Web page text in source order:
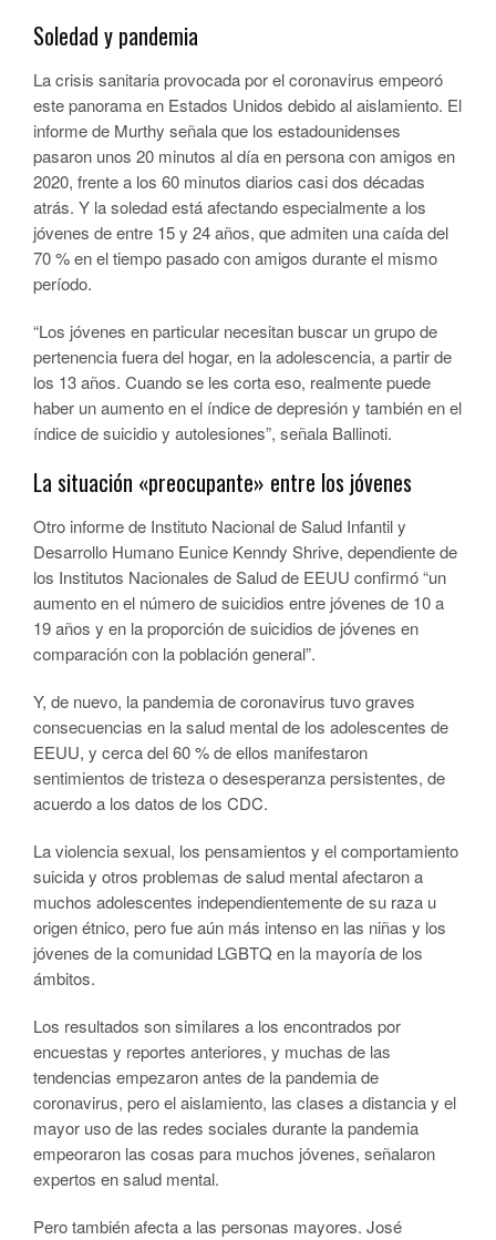
Soledad y pandemia
La crisis sanitaria provocada por el coronavirus empeoró
este panorama en Estados Unidos debido al aislamiento. El
informe de Murthy señala que los estadounidenses
pasaron unos 20 minutos al día en persona con amigos en
2020, frente a los 60 minutos diarios casi dos décadas
atrás. Y la soledad está afectando especialmente a los
jóvenes de entre 15 y 24 años, que admiten una caída del
70 % en el tiempo pasado con amigos durante el mismo
período.
“Los jóvenes en particular necesitan buscar un grupo de
pertenencia fuera del hogar, en la adolescencia, a partir de
los 13 años. Cuando se les corta eso, realmente puede
haber un aumento en el índice de depresión y también en el
índice de suicidio y autolesiones”, señala Ballinoti.
La situación «preocupante» entre los jóvenes
Otro informe de Instituto Nacional de Salud Infantil y
Desarrollo Humano Eunice Kenndy Shrive, dependiente de
los Institutos Nacionales de Salud de EEUU confirmó “un
aumento en el número de suicidios entre jóvenes de 10 a
19 años y en la proporción de suicidios de jóvenes en
comparación con la población general”.
Y, de nuevo, la pandemia de coronavirus tuvo graves
consecuencias en la salud mental de los adolescentes de
EEUU, y cerca del 60 % de ellos manifestaron
sentimientos de tristeza o desesperanza persistentes, de
acuerdo a los datos de los CDC.
La violencia sexual, los pensamientos y el comportamiento
suicida y otros problemas de salud mental afectaron a
muchos adolescentes independientemente de su raza u
origen étnico, pero fue aún más intenso en las niñas y los
jóvenes de la comunidad LGBTQ en la mayoría de los
ámbitos.
Los resultados son similares a los encontrados por
encuestas y reportes anteriores, y muchas de las
tendencias empezaron antes de la pandemia de
coronavirus, pero el aislamiento, las clases a distancia y el
mayor uso de las redes sociales durante la pandemia
empeoraron las cosas para muchos jóvenes, señalaron
expertos en salud mental.
Pero también afecta a las personas mayores. José